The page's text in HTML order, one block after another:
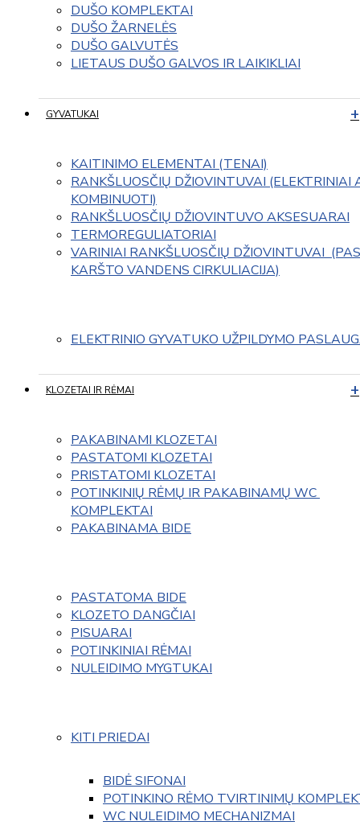
DUŠO KOMPLEKTAI
DUŠO ŽARNELĖS
DUŠO GALVUTĖS
LIETAUS DUŠO GALVOS IR LAIKIKLIAI
GYVATUKAI
KAITINIMO ELEMENTAI (TENAI)
RANKŠLUOSČIŲ DŽIOVINTUVAI (ELEKTRINIAI
KOMBINUOTI)
RANKŠLUOSČIŲ DŽIOVINTUVO AKSESUARAI
TERMOREGULIATORIAI
VARINIAI RANKŠLUOSČIŲ DŽIOVINTUVAI
KARŠTO VANDENS CIRKULIACIJA)
ELEKTRINIO GYVATUKO UŽPILDYMO
KLOZETAI IR RĖMAI
PAKABINAMI KLOZETAI
PASTATOMI KLOZETAI
PRISTATOMI KLOZETAI
POTINKINIŲ RĖMŲ IR PAKABINAMŲ WC
KOMPLEKTAI
PAKABINAMA BIDE
PASTATOMA BIDE
KLOZETO DANGČIAI
PISUARAI
POTINKINIAI RĖMAI
NULEIDIMO MYGTUKAI
KITI PRIEDAI
BIDĖ SIFONAI
POTINKINO RĖMO TVIRTINIMŲ
WC NULEIDIMO MECHANIZMAI